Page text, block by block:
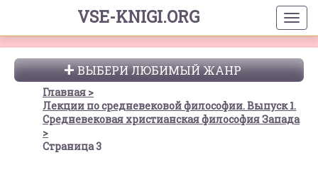
VSE-KNIGI.ORG
ВЫБЕРИ ЛЮБИМЫЙ ЖАНР
Главная
Лекции по средневековой философии. Выпуск 1.
Средневековая христианская философия Запада
Страница 3